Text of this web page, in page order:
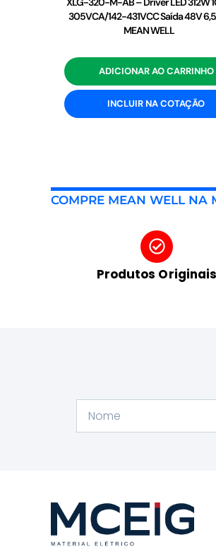
305VCA/142-431VCC Saída 48V
MEAN WELL
ADICIONAR AO CARRINHO
INCLUIR NA COTAÇÃO
COMPRE MEAN WELL NA
Produtos Originais